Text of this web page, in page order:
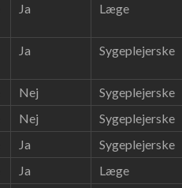
Ja Læge
Ja Sygeplejerske
Nej
Sygeplejerske
Nej
Sygeplejerske
Ja
Sygeplejerske
Ja
Læge